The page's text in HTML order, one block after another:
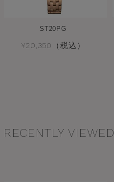
ST20PG
¥20,350（税込）
RECENTLY VIEWED